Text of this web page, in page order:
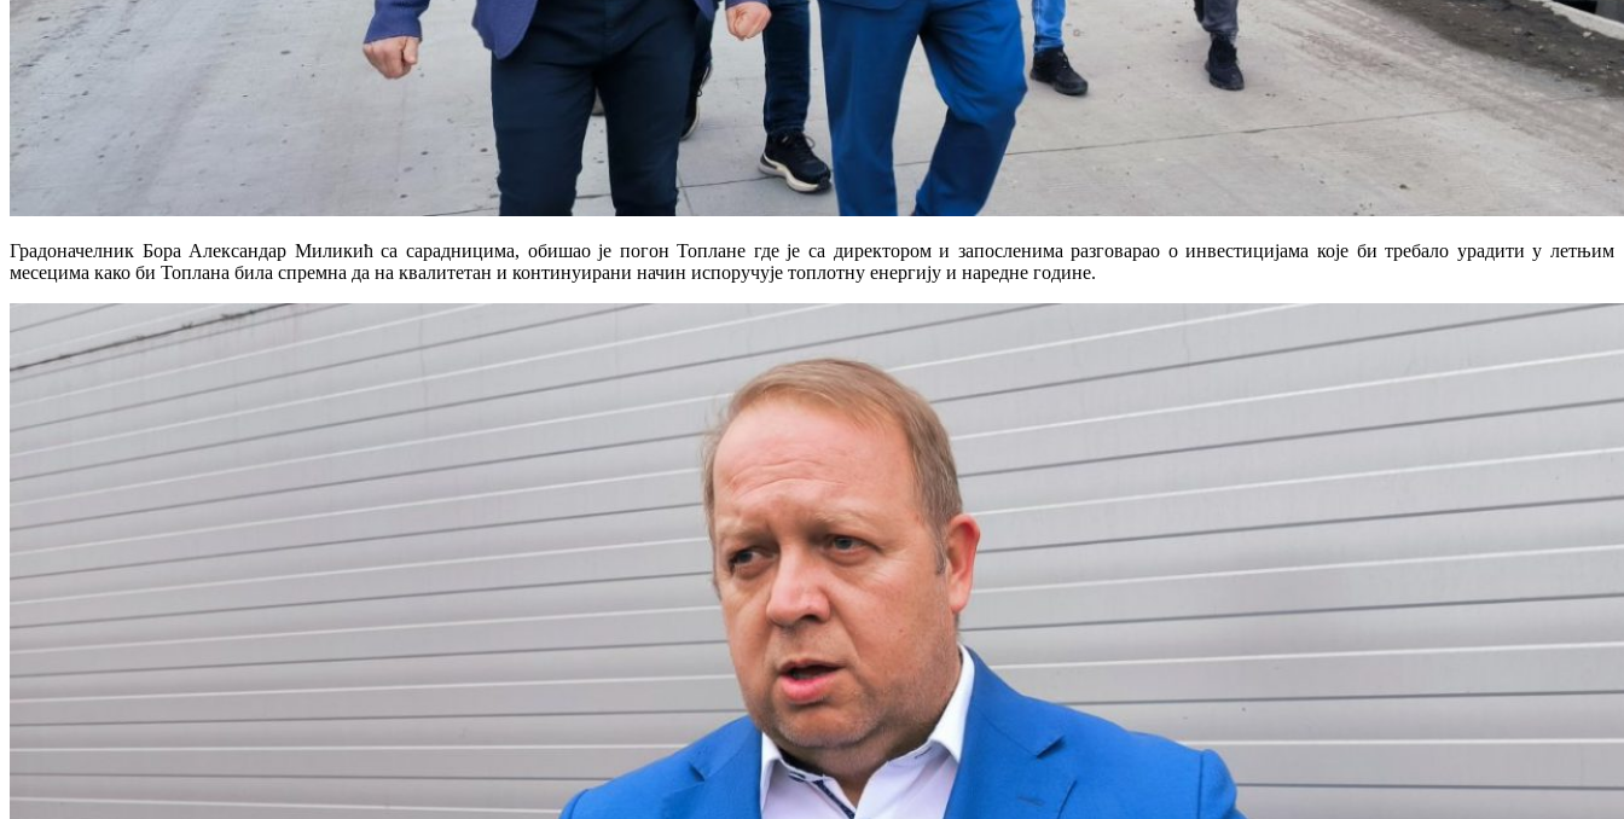
Градоначелник Бора Александар Миликић са сарадницима, обишао је погон Топлане где је са директором и запосленима разговарао о инвестицијама које би требало урадити у летњим
месецима како би Топлана била спремна да на квалитетан и континуирани начин испоручује топлотну енергију и наредне године.